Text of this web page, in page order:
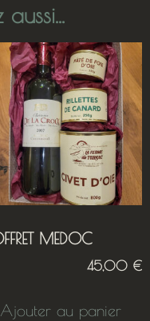
MEDOC
45,00 €
Ajouter au panier